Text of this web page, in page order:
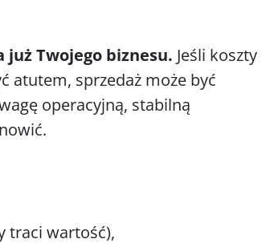
Twojego biznesu. Jeśli koszty
atutem, sprzedaż może być
operacyjną, stabilną
traci wartość),